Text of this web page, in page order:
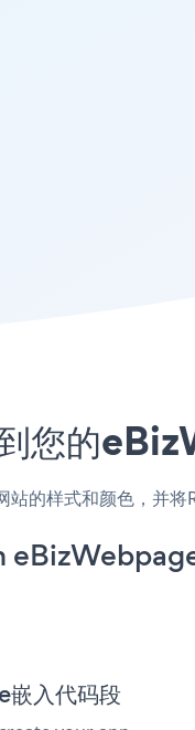
您的
的样式和颜色，并
入代码段